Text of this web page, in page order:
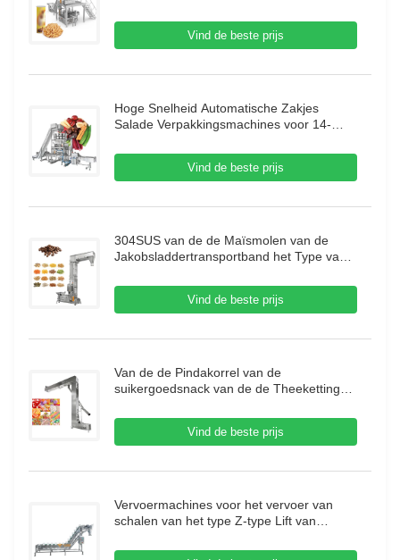
Verpakkingsmachine
Vind de beste prijs
Hoge Snelheid Automatische Zakjes
Salade Verpakkingsmachines voor 14-
Verpakkingsmachine
Vind de beste prijs
304SUS van de de Maïsmolen van de
Jakobsladdertransportband het Type van
Trillingsvoeder
Vind de beste prijs
Van de de Pindakorrel van de
suikergoedsnack van de de Theeketting
Dubbele uitlaat voor Voedselmachine
Vind de beste prijs
Vervoermachines voor het vervoer van
schalen van het type Z-type Lift van
voor vleesbevroren voedsel